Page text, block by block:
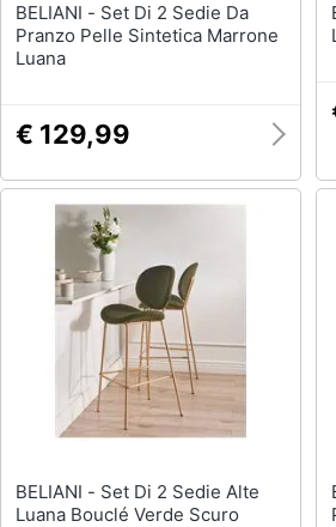
BELIANI - Set Di 2 Sedie Da
Pranzo Pelle Sintetica Marrone
Luana
€ 129,99
BELIANI - Set Di 2 Sedie Alte
Luana Bouclé Verde Scuro